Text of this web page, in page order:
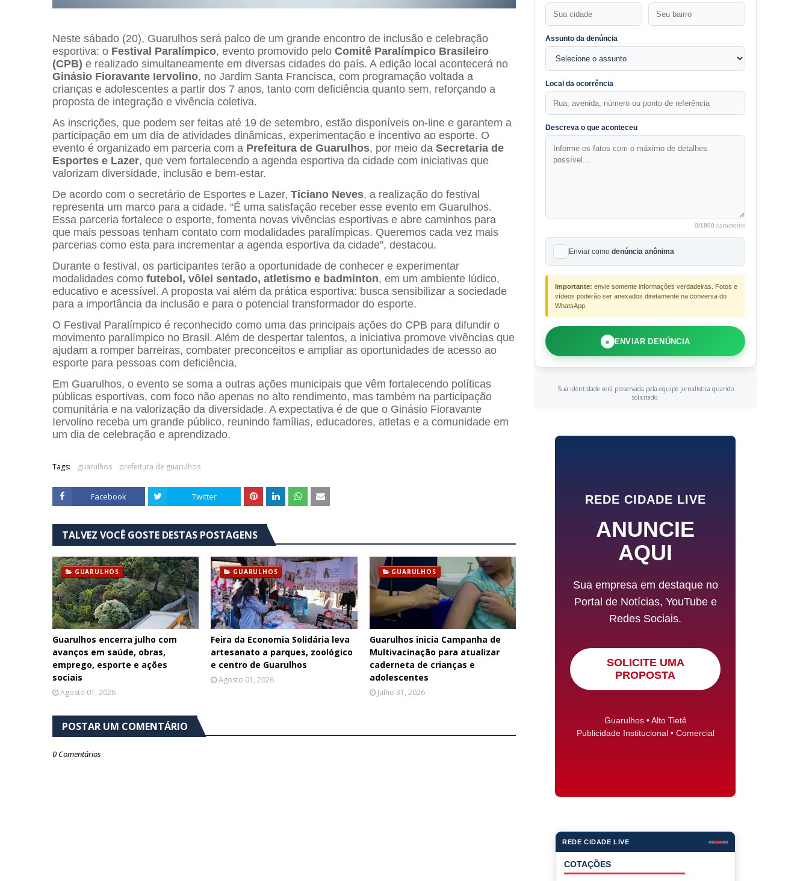
Neste sábado (20), Guarulhos será palco de um grande encontro de inclusão e celebração
esportiva: o Festival Paralímpico, evento promovido pelo Comitê Paralímpico Brasileiro
(CPB) e realizado simultaneamente em diversas cidades do país. A edição local acontecerá no
Ginásio Fioravante Iervolino, no Jardim Santa Francisca, com programação voltada a
crianças e adolescentes a partir dos 7 anos, tanto com deficiência quanto sem, reforçando a
proposta de integração e vivência coletiva.
As inscrições, que podem ser feitas até 19 de setembro, estão disponíveis on-line e garantem a
participação em um dia de atividades dinâmicas, experimentação e incentivo ao esporte. O
evento é organizado em parceria com a Prefeitura de Guarulhos, por meio da Secretaria de
Esportes e Lazer, que vem fortalecendo a agenda esportiva da cidade com iniciativas que
valorizam diversidade, inclusão e bem-estar.
De acordo com o secretário de Esportes e Lazer, Ticiano Neves, a realização do festival
representa um marco para a cidade. “É uma satisfação receber esse evento em Guarulhos.
Essa parceria fortalece o esporte, fomenta novas vivências esportivas e abre caminhos para
que mais pessoas tenham contato com modalidades paralímpicas. Queremos cada vez mais
parcerias como esta para incrementar a agenda esportiva da cidade”, destacou.
Durante o festival, os participantes terão a oportunidade de conhecer e experimentar
modalidades como futebol, vôlei sentado, atletismo e badminton, em um ambiente lúdico,
educativo e acessível. A proposta vai além da prática esportiva: busca sensibilizar a sociedade
para a importância da inclusão e para o potencial transformador do esporte.
O Festival Paralímpico é reconhecido como uma das principais ações do CPB para difundir o
movimento paralímpico no Brasil. Além de despertar talentos, a iniciativa promove vivências que
ajudam a romper barreiras, combater preconceitos e ampliar as oportunidades de acesso ao
esporte para pessoas com deficiência.
Em Guarulhos, o evento se soma a outras ações municipais que vêm fortalecendo políticas
públicas esportivas, com foco não apenas no alto rendimento, mas também na participação
comunitária e na valorização da diversidade. A expectativa é de que o Ginásio Fioravante
Iervolino receba um grande público, reunindo famílias, educadores, atletas e a comunidade em
um dia de celebração e aprendizado.
Tags: guarulhos prefeitura de guarulhos
Facebook Twitter
TALVEZ VOCÊ GOSTE DESTAS POSTAGENS
GUARULHOS
Guarulhos encerra julho com
avanços em saúde, obras,
emprego, esporte e ações
sociais
Agosto 01, 2026
GUARULHOS
Feira da Economia Solidária leva
artesanato a parques, zoológico
e centro de Guarulhos
Agosto 01, 2026
GUARULHOS
Guarulhos inicia Campanha de
Multivacinação para atualizar
caderneta de crianças e
adolescentes
Julho 31, 2026
POSTAR UM COMENTÁRIO
0 Comentários
Assunto da denúncia
Local da ocorrência
Descreva o que aconteceu
0/1800 caracteres
Enviar como denúncia anônima
Importante: envie somente informações verdadeiras. Fotos e
vídeos poderão ser anexados diretamente na conversa do
WhatsApp.
● ENVIAR DENÚNCIA
Sua identidade será preservada pela equipe jornalística quando
solicitado.
REDE CIDADE LIVE
ANUNCIE
AQUI
Sua empresa em destaque no
Portal de Notícias, YouTube e
Redes Sociais.
SOLICITE UMA
PROPOSTA
Guarulhos • Alto Tietê
Publicidade Institucional • Comercial
REDE CIDADE LIVE
COTAÇÕES